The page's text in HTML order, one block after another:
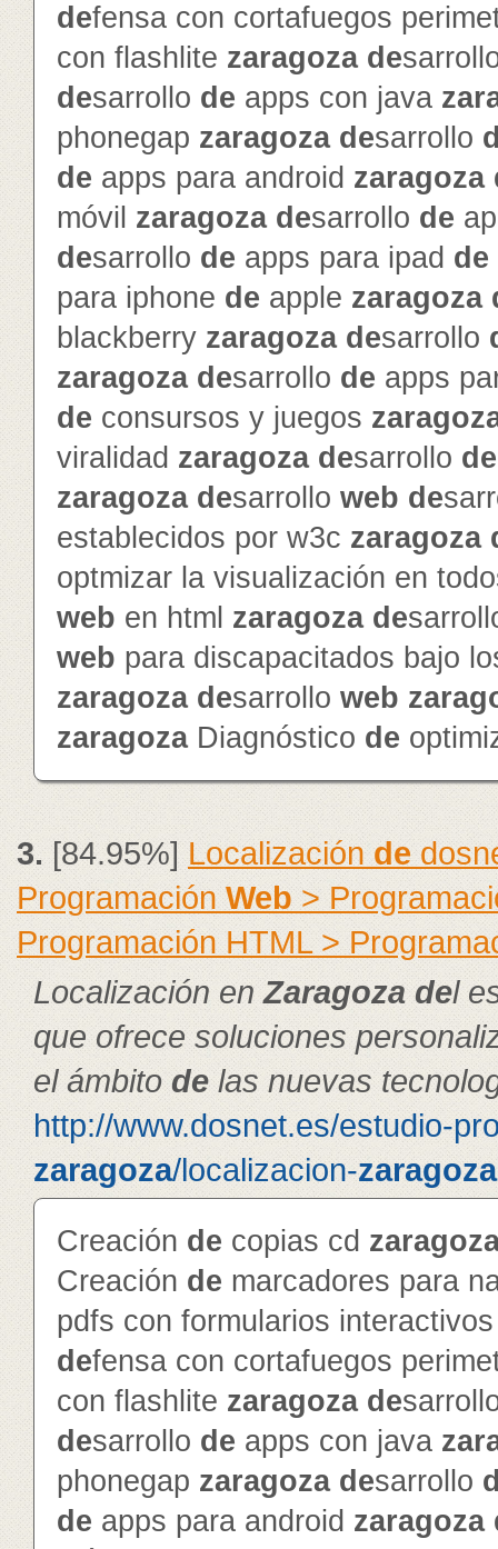
defensa con cortafuegos
con flashlite zaragoza de
desarrollo de apps con java
phonegap zaragoza desarrollo
de apps para android zaragoza
móvil zaragoza desarrollo de
desarrollo de apps para ipad de
para iphone de apple zaragoza
blackberry zaragoza desarrollo
zaragoza desarrollo de apps
de consursos y juegos
viralidad zaragoza desarrollo de
zaragoza desarrollo web de
establecidos por w3c zaragoza
optmizar la visualización en
web en html zaragoza de
web para discapacitados bajo
zaragoza desarrollo web
zaragozaDiagnóstico de
3.[84.95%]Localizaciónde
ProgramaciónWeb >
Programación HTML >
Localización enZaragoza del
que ofrece soluciones
el ámbitodelas nuevas
http://www.dosnet.es/estudio-
zaragoza/localizacion-zaragoza
Creación de copias cd
Creación de marcadores para
pdfs con formularios
defensa con cortafuegos
con flashlite zaragoza de
desarrollo de apps con java
phonegap zaragoza desarrollo
de apps para android zaragoza